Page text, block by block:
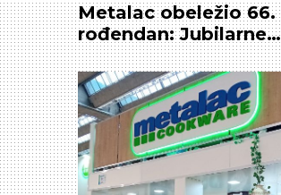
Metalac obeležio 66.
rođendan: Jubilarne
nagrade, dodatno
penziono osiguranje i
pozorišna predstava